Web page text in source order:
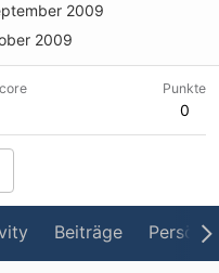
2009
2009
Punkte
0
Beiträge